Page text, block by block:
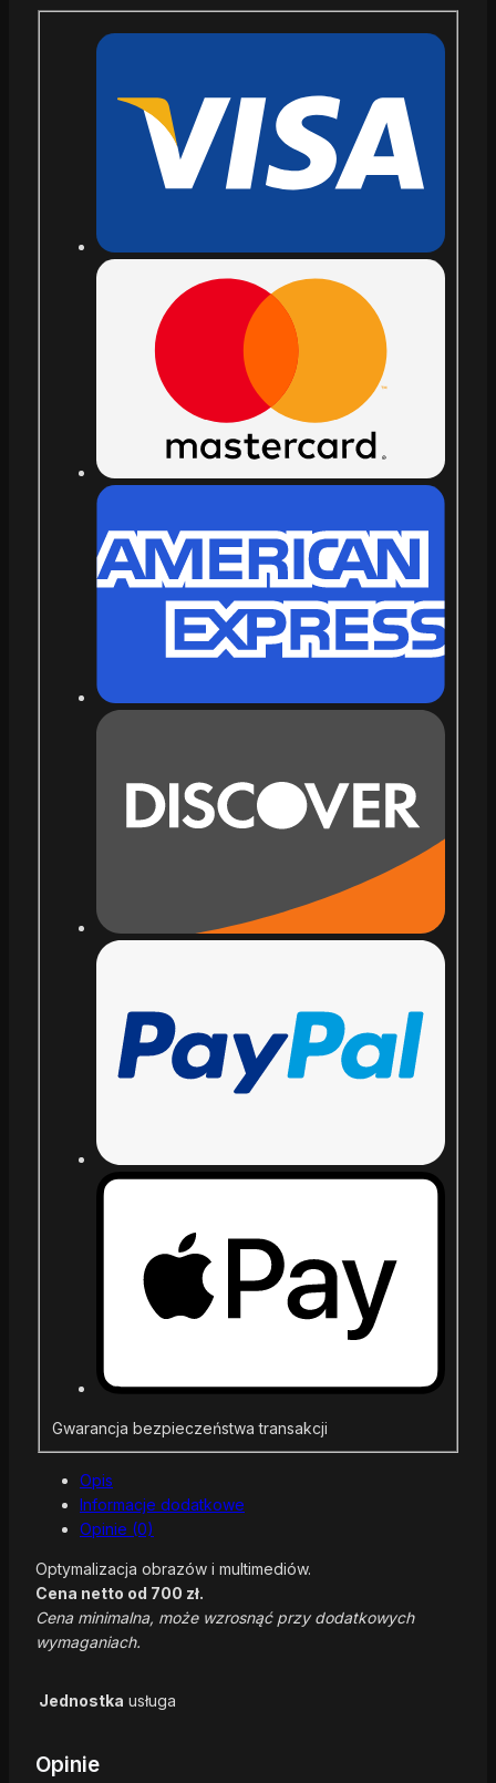
Gwarancja bezpieczeństwa transakcji
Opis
Informacje dodatkowe
Opinie (0)
Optymalizacja obrazów i multimediów.
Cena netto od 700 zł.
Cena minimalna, może wzrosnąć przy dodatkowych
wymaganiach.
Jednostka usługa
Opinie